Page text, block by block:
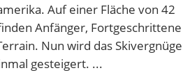
Auf einer Fläche von 42
Anfänger,
Nun wird das
gesteigert.